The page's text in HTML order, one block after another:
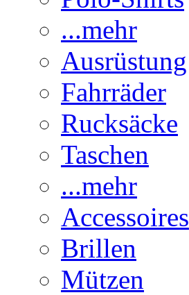
...mehr
Ausrüstung
Fahrräder
Rucksäcke
Taschen
...mehr
Accessoires
Brillen
Mützen